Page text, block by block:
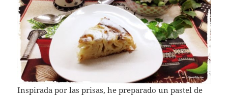
Inspirada por las prisas, he preparado un pastel de